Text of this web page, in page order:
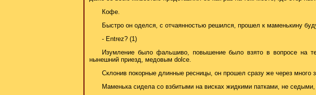
Кофе.
Быстро он оделся, с отчаянностью решился, прошел к маменькину
- Entrez? (1)
Изумление было фальшиво, повышение было взято в вопросе на
нынешний приезд, медовым dolce.
Склонив покорные длинные ресницы, он прошел сразу же через
Маменька сидела со взбитыми на висках жидкими патками, не седыми,